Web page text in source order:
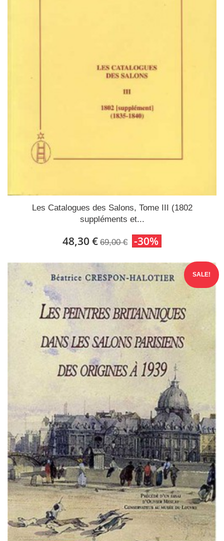
Les Catalogues des Salons, Tome III (1802
suppléments et...
48,30 € 69,00 € -30%
SALE!